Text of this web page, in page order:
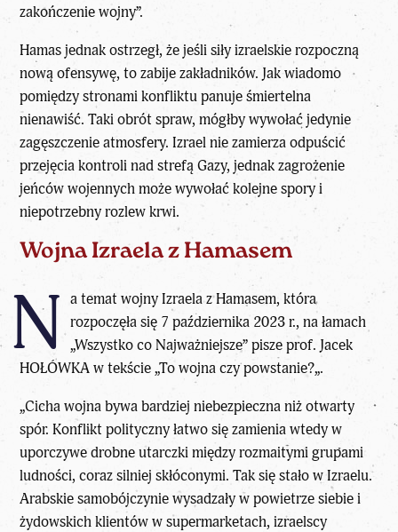
zakończenie wojny”.
Hamas jednak ostrzegł, że jeśli siły izraelskie rozpoczną
nową ofensywę, to zabije zakładników. Jak wiadomo
pomiędzy stronami konfliktu panuje śmiertelna
nienawiść. Taki obrót spraw, mógłby wywołać jedynie
zagęszczenie atmosfery. Izrael nie zamierza odpuścić
przejęcia kontroli nad strefą Gazy, jednak zagrożenie
jeńców wojennych może wywołać kolejne spory i
niepotrzebny rozlew krwi.
Wojna Izraela z Hamasem
N a temat wojny Izraela z Hamasem, która
rozpoczęła się 7 października 2023 r., na łamach
„Wszystko co Najważniejsze” piszeprof. Jacek
HOŁÓWKAw tekście „To wojna czy powstanie?„.
„Cicha wojna bywa bardziej niebezpieczna niż otwarty
spór. Konflikt polityczny łatwo się zamienia wtedy w
uporczywe drobne utarczki między rozmaitymi grupami
ludności, coraz silniej skłóconymi. Tak się stało w Izraelu.
Arabskie samobójczynie wysadzały w powietrze siebie i
żydowskich klientów w supermarketach, izraelscy